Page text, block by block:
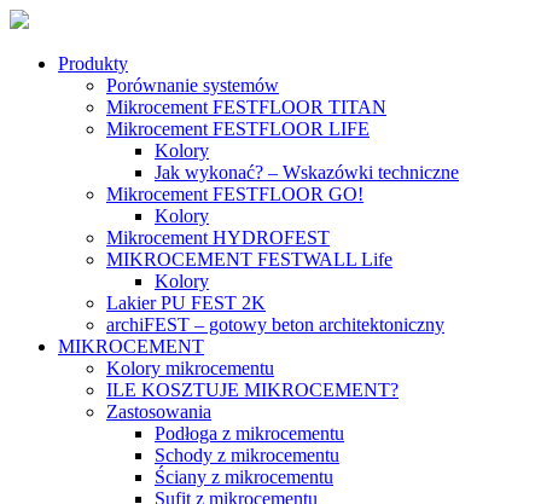
Produkty
Porównanie systemów
Mikrocement FESTFLOOR TITAN
Mikrocement FESTFLOOR LIFE
Kolory
Jak wykonać? – Wskazówki techniczne
Mikrocement FESTFLOOR GO!
Kolory
Mikrocement HYDROFEST
MIKROCEMENT FESTWALL Life
Kolory
Lakier PU FEST 2K
archiFEST – gotowy beton architektoniczny
MIKROCEMENT
Kolory mikrocementu
ILE KOSZTUJE MIKROCEMENT?
Zastosowania
Podłoga z mikrocementu
Schody z mikrocementu
Ściany z mikrocementu
Sufit z mikrocementu